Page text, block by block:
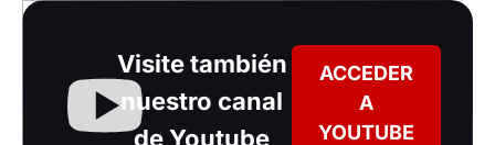
Visite también
nuestro canal
de Youtube
ACCEDER
A
YOUTUBE